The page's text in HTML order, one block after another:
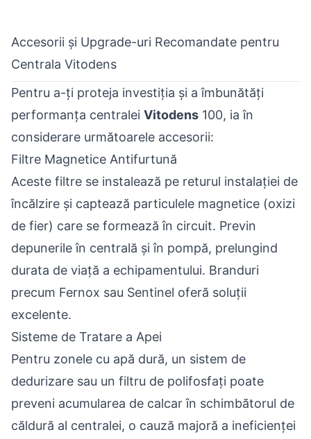
Accesorii și Upgrade-uri Recomandate pentru
Centrala Vitodens
Pentru a-ți proteja investiția și a îmbunătăți
performanța centralei Vitodens 100, ia în
considerare următoarele accesorii:
Filtre Magnetice Antifurtună
Aceste filtre se instalează pe returul instalației de
încălzire și captează particulele magnetice (oxizi
de fier) care se formează în circuit. Previn
depunerile în centrală și în pompă, prelungind
durata de viață a echipamentului. Branduri
precum Fernox sau Sentinel oferă soluții
excelente.
Sisteme de Tratare a Apei
Pentru zonele cu apă dură, un sistem de
dedurizare sau un filtru de polifosfați poate
preveni acumularea de calcar în schimbătorul de
căldură al centralei, o cauză majoră a ineficienței